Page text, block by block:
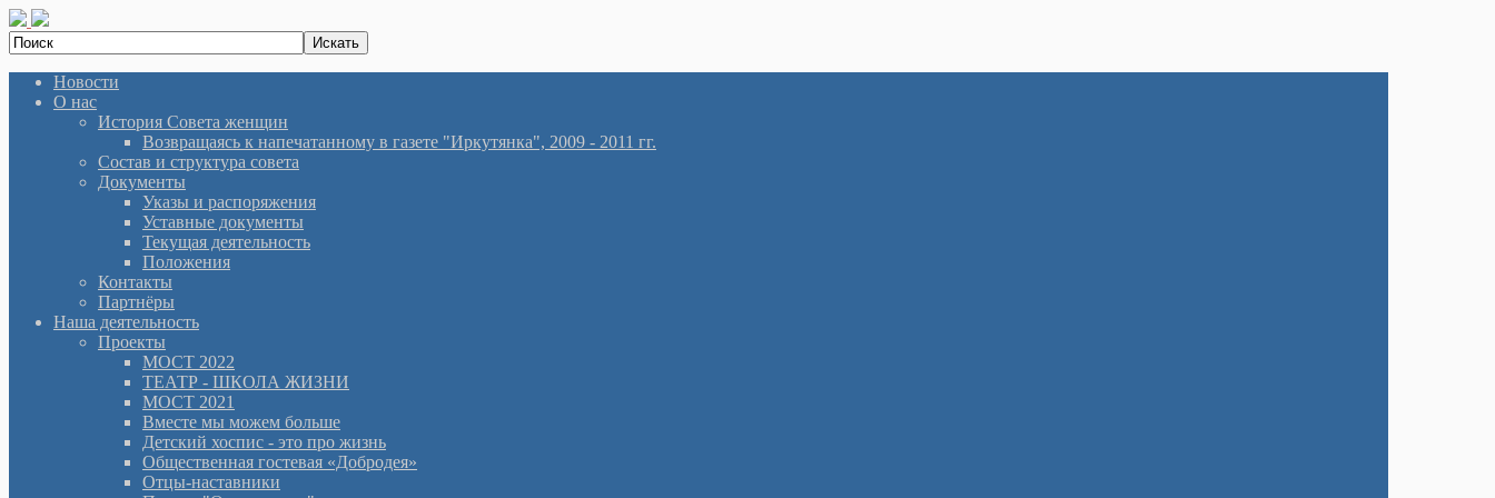
Новости
О нас
История Cовета женщин
Возвращаясь к напечатанному в газете "Иркутянка", 2009 - 2011 гг.
Состав и структура совета
Документы
Указы и распоряжения
Уставные документы
Текущая деятельность
Положения
Контакты
Партнёры
Наша деятельность
Проекты
МОСТ 2022
ТЕАТР - ШКОЛА ЖИЗНИ
МОСТ 2021
Вместе мы можем больше
Детский хоспис - это про жизнь
Общественная гостевая «Добродея»
Отцы-наставники